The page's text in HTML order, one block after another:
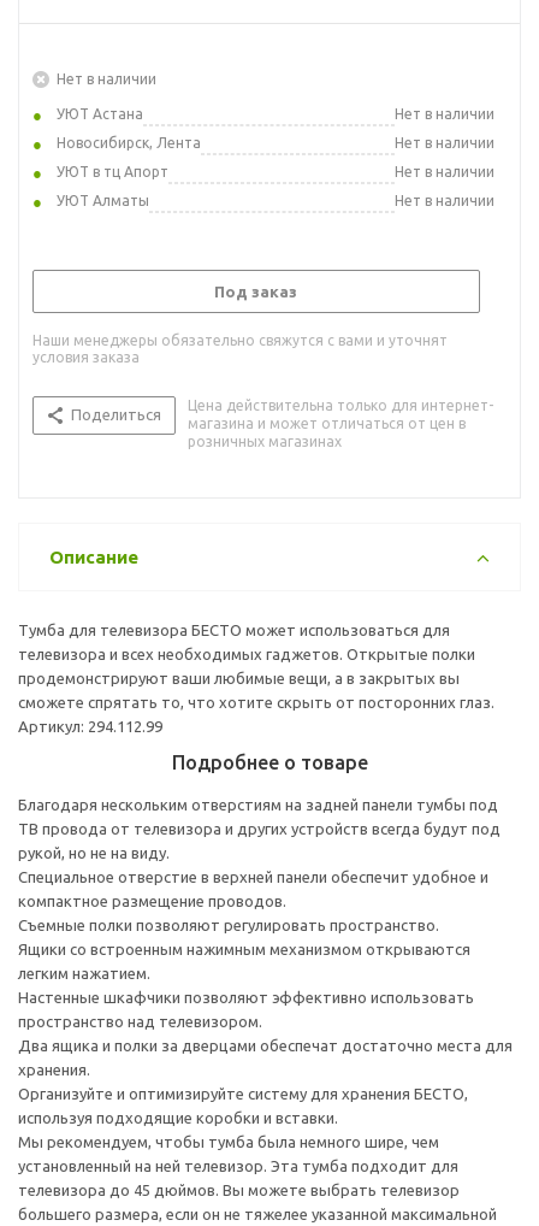
Нет в наличии
УЮТ Астана
Нет в наличии
Новосибирск, Лента
Нет в наличии
УЮТ в тц Апорт
Нет в наличии
УЮТ Алматы
Нет в наличии
Под заказ
Наши менеджеры обязательно свяжутся с вами и уточнят
условия заказа
Поделиться
Цена действительна только для интернет-
магазина и может отличаться от цен в
розничных магазинах
Описание
Тумба для телевизора БЕСТО может использоваться для
телевизора и всех необходимых гаджетов. Открытые полки
продемонстрируют ваши любимые вещи, а в закрытых вы
сможете спрятать то, что хотите скрыть от посторонних глаз.
Артикул: 294.112.99
Подробнее о товаре
Благодаря нескольким отверстиям на задней панели тумбы под
ТВ провода от телевизора и других устройств всегда будут под
рукой, но не на виду.
Специальное отверстие в верхней панели обеспечит удобное и
компактное размещение проводов.
Съемные полки позволяют регулировать пространство.
Ящики со встроенным нажимным механизмом открываются
легким нажатием.
Настенные шкафчики позволяют эффективно использовать
пространство над телевизором.
Два ящика и полки за дверцами обеспечат достаточно места для
хранения.
Организуйте и оптимизируйте систему для хранения БЕСТО,
используя подходящие коробки и вставки.
Мы рекомендуем, чтобы тумба была немного шире, чем
установленный на ней телевизор. Эта тумба подходит для
телевизора до 45 дюймов. Вы можете выбрать телевизор
большего размера, если он не тяжелее указанной максимальной